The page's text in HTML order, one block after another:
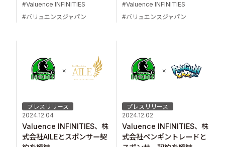
Valuence INFINITIES
バリュエンスジャパン
Valuence INFINITIES
バリュエンスジャパン
プレスリリース
2024.12.04
Valuence INFINITIES、株
式会社AILEとスポンサー契
プレスリリース
2024.12.02
Valuence INFINITIES、株
式会社ペンギントレードと